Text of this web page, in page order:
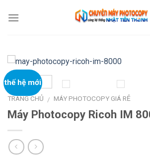
thế hệ mới
TRANG CHỦ / MÁY PHOTOCOPY GIÁ RẺ
Máy Photocopy Ricoh IM